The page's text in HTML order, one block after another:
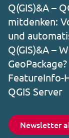
Q(GIS)&A –
mitdenken:
und
Q(GIS)&A –
GeoPackage?
FeatureInfo-
QGIS Server
Newsletter